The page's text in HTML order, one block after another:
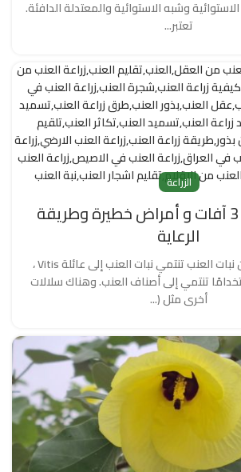
وشبه الاستوائية والمعتدلة الدافئة.
تعتبر...
الزراعة
نبات العنب و 3 آفات و أمراض خطيرة وطريقة
الرعاية
معلومات عامه عن نبات العنب تنتمي نبات العنب إلى عائلة Vitis ،
تنتمي إلى أصناف العنب. وهناك سلالات
أخرى مثل (...